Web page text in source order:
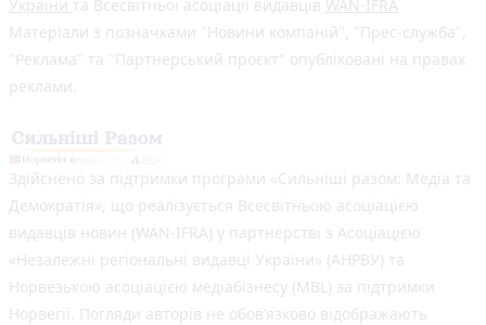
України та Всесвітньої асоціації видавців WAN-IFRA
Матеріали з позначками "Новини компаній", "Прес-служба",
"Реклама" та "Партнерський проєкт" опубліковані на правах
реклами.
Здійснено за підтримки програми «Сильніші разом: Медіа та
Демократія», що реалізується Всесвітньою асоціацією
видавців новин (WAN-IFRA) у партнерстві з Асоціацією
«Незалежні регіональні видавці України» (АНРВУ) та
Норвезькою асоціацією медіабізнесу (MBL) за підтримки
Норвегії. Погляди авторів не обов’язково відображають